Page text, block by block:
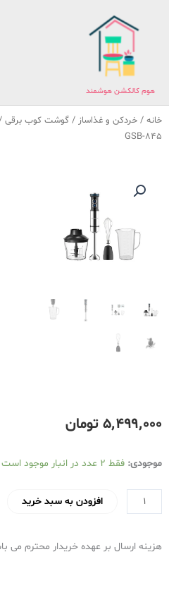
هوم کالکشن هوشمند
خانه / خردکن و غذاساز / گوشت کوب برقی
GSB-845
۵٬۴۹۹٬۰۰۰ تومان
موجودی: فقط 2 عدد در انبار موجود است
گوشت
گاسونیک
GSB-
افزودن به سبد خرید
هزینه ارسال بر عهده خریدار محترم می